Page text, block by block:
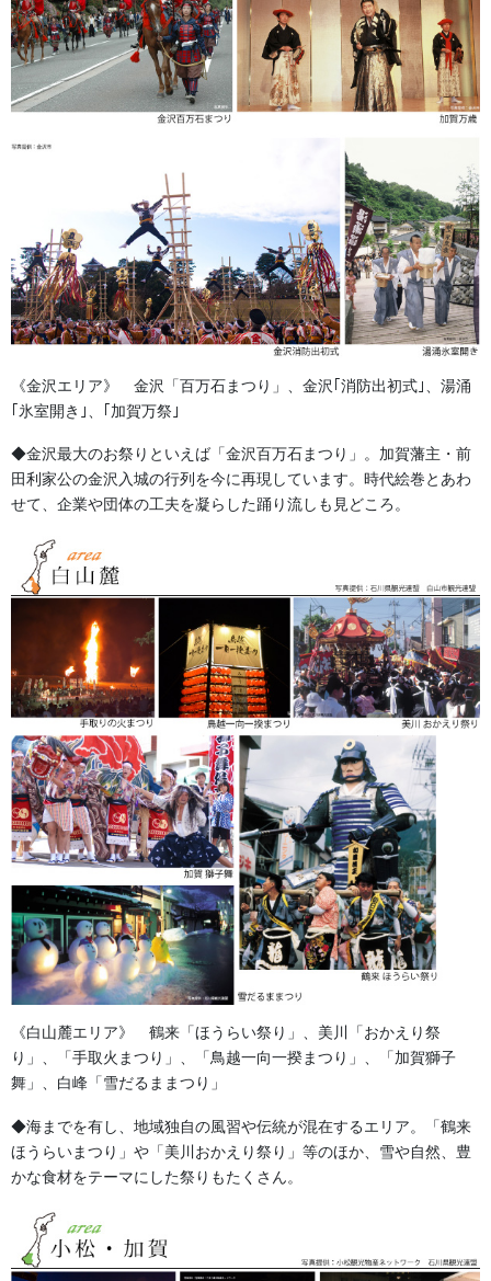
金沢・祭りの森佐
お祭り衣装・お祭り用品のご相談は金沢・森佐へお気軽にお問
い合わせください。
伝統行事、お祭りで地域に笑顔を！！
076-237-8888
営業時間 10:00-18:00 〒920-0061金沢市問屋町2丁目85
(FAX076-237-7150)
人形の森佐は12月〜4月末まで土曜、日曜も営業。
お問い合わせ
カテゴリー 提灯 祭
生地
2024/06/11
乳切木（ちきりき）加賀棒振
《金沢エリア》 金沢「百万石まつり」、金沢｢消防出初式｣、湯涌
｢氷室開き｣、｢加賀万祭｣
◆金沢最大のお祭りといえば「金沢百万石まつり」。加賀藩主・前
田利家公の金沢入城の行列を今に再現しています。時代絵巻とあわ
せて、企業や団体の工夫を凝らした踊り流しも見どころ。
《白山麓エリア》 鶴来「ほうらい祭り」、美川「おかえり祭
り」、「手取火まつり」、「鳥越一向一揆まつり」、「加賀獅子
舞」、白峰「雪だるままつり」
◆海までを有し、地域独自の風習や伝統が混在するエリア。「鶴来
ほうらいまつり」や「美川おかえり祭り」等のほか、雪や自然、豊
かな食材をテーマにした祭りもたくさん。